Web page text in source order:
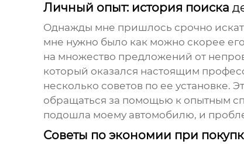
Личный опыт: история поиска
Однажды мне пришлось срочно
мне нужно было как можно скорее
на множество предложений от
который оказался настоящим
несколько советов по ее установке.
обращаться за помощью к опытным
подошла моему автомобилю, и
Советы по экономии при